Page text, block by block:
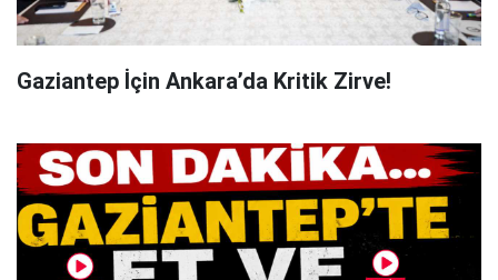
Gaziantep İçin Ankara’da Kritik Zirve!